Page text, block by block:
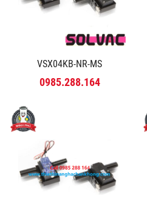
VSX04KB-NR-MS
0985.288.164